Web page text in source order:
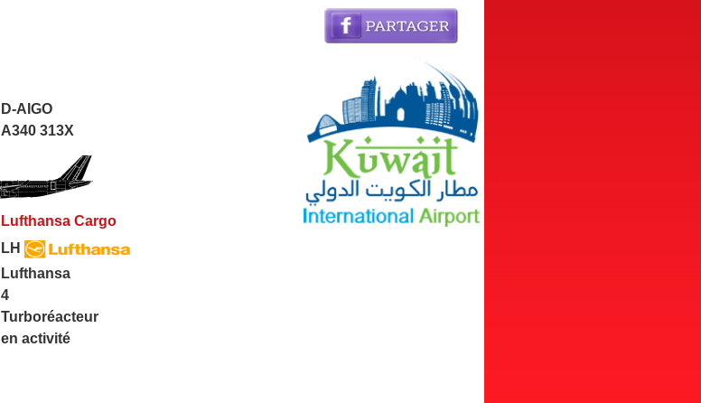
D-AIGO
A340 313X
Lufthansa Cargo
LH
Lufthansa
4
Turboréacteur
en activité